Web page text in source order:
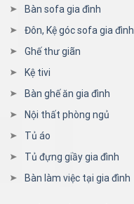
Bàn sofa gia đình
Đôn, Kệ góc sofa gia đình
Ghế thư giãn
Kệ tivi
Bàn ghế ăn gia đình
Nội thất phòng ngủ
Tủ áo
Tủ đựng giầy gia đình
Bàn làm việc tại gia đình